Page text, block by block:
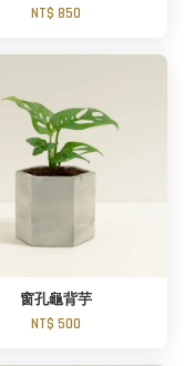
NT$ 850
窗孔龜背芋
NT$ 500